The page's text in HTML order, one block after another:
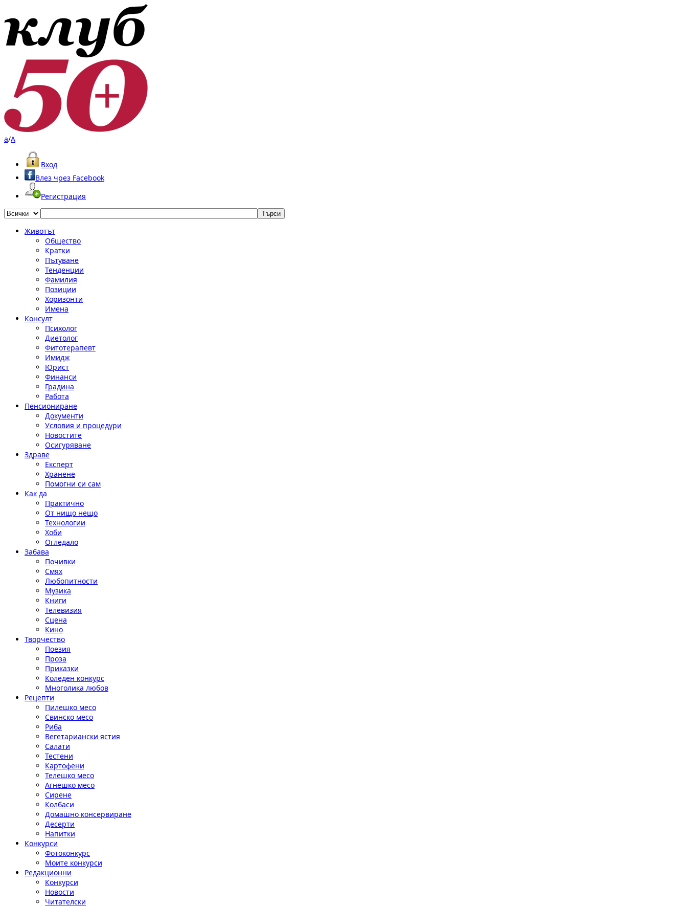
a/A
Вход
Влез чрез Facebook
Регистрация
Животът
Общество
Кратки
Пътуване
Тенденции
Фамилия
Позиции
Хоризонти
Имена
Консулт
Психолог
Диетолог
Фитотерапевт
Имидж
Юрист
Финанси
Градина
Работа
Пенсиониране
Документи
Условия и процедури
Новостите
Осигуряване
Здраве
Експерт
Хранене
Помогни си сам
Как да
Практично
От нищо нещо
Технологии
Хоби
Огледало
Забава
Почивки
Смях
Любопитности
Музика
Книги
Телевизия
Сцена
Кино
Творчество
Поезия
Проза
Приказки
Коледен конкурс
Многолика любов
Рецепти
Пилешко месо
Свинско месо
Риба
Вегетариански ястия
Салати
Тестени
Картофени
Телешко месо
Агнешко месо
Сирене
Колбаси
Домашно консервиране
Десерти
Напитки
Конкурси
Фотоконкурс
Моите конкурси
Редакционни
Конкурси
Новости
Читателски